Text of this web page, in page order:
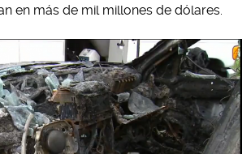
en más de mil millones de dólares.